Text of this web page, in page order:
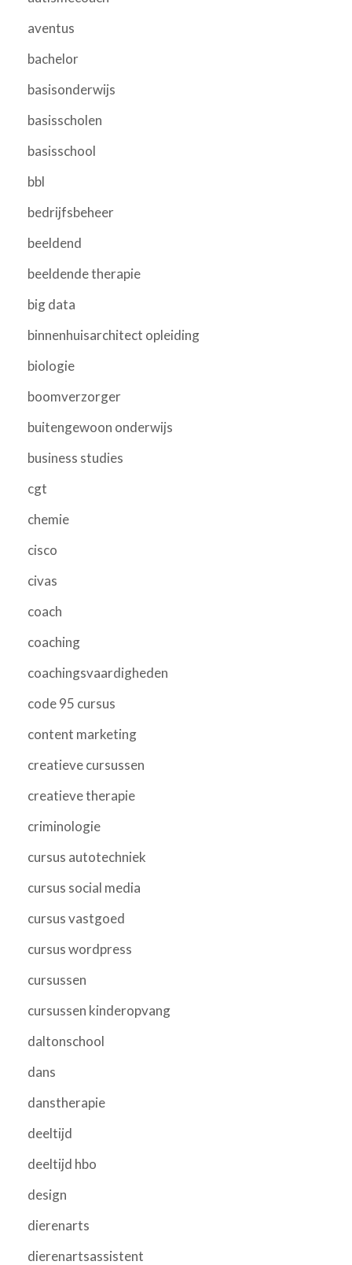
aventus
bachelor
basisonderwijs
basisscholen
basisschool
bbl
bedrijfsbeheer
beeldend
beeldende therapie
big data
binnenhuisarchitect opleiding
biologie
boomverzorger
buitengewoon onderwijs
business studies
cgt
chemie
cisco
civas
coach
coaching
coachingsvaardigheden
code 95 cursus
content marketing
creatieve cursussen
creatieve therapie
criminologie
cursus autotechniek
cursus social media
cursus vastgoed
cursus wordpress
cursussen
cursussen kinderopvang
daltonschool
dans
danstherapie
deeltijd
deeltijd hbo
design
dierenarts
dierenartsassistent